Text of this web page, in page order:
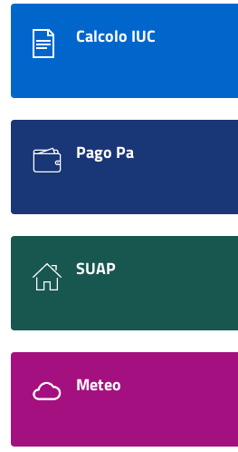
Calcolo IUC
Pago Pa
SUAP
Meteo